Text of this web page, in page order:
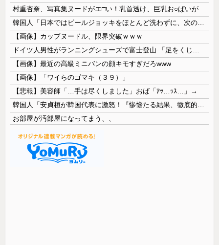
【画像】カップヌードル、限界突破ｗｗｗ
【画像】最近の高級ミニバンの顔キモすぎだろwww
【画像】「ワイらのゴマキ（３９）」
【悲報】美容師「…手は尽くしました」おば「ｱｯ…ｯｽ…」→
お部屋が汚部屋になってまう、、